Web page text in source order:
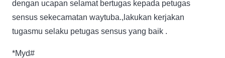
dengan ucapan selamat bertugas kepada petugas
sensus sekecamatan waytuba.,lakukan kerjakan
tugasmu selaku petugas sensus yang baik .
*Myd#